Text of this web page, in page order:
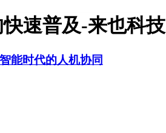
速普及-来也科技